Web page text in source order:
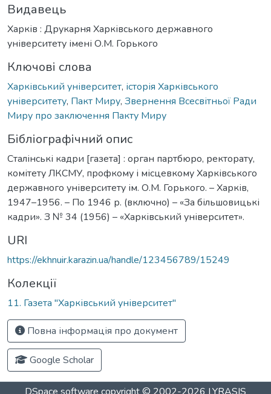
Видавець
Харків : Друкарня Харківського державного
університету імені О.М. Горького
Ключові слова
Харківський університет, історія Харківського
університету, Пакт Миру, Звернення Всесвітньої Ради
Миру про заключення Пакту Миру
Бібліографічний опис
Сталінські кадри [газета] : орган партбюро, ректорату,
комітету ЛКСМУ, профкому і місцевкому Харківського
державного університету ім. О.М. Горького. – Харків,
1947–1956. – По 1946 р. (включно) – «За більшовицькі
кадри». З № 34 (1956) – «Харківський університет».
URI
https://ekhnuir.karazin.ua/handle/123456789/15249
Колекції
11. Газета "Харківський університет"
Повна інформація про документ
Google Scholar